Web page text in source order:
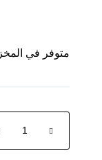
متوفر في
twist
energy